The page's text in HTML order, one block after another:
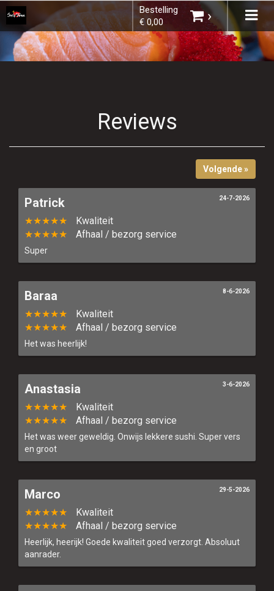
×
Bestelling
€ 0,00
›
Kies een vestiging
U heeft nog geen producten in uw
Totaal:
Reviews
Volgende »
Patrick
★★★★★
Kwaliteit
★★★★★
Afhaal / bezorg service
Super
24-7-2026
Baraa
★★★★★
Kwaliteit
★★★★★
Afhaal / bezorg service
Het was heerlijk!
8-6-2026
Anastasia
★★★★★
Kwaliteit
★★★★★
Afhaal / bezorg service
Het was weer geweldig. Onwijs lekkere sushi. Super vers
en groot
3-6-2026
Marco
★★★★★
Kwaliteit
★★★★★
Afhaal / bezorg service
Heerlijk, heerijk! Goede kwaliteit goed verzorgt. Absoluut
aanrader.
29-5-2026